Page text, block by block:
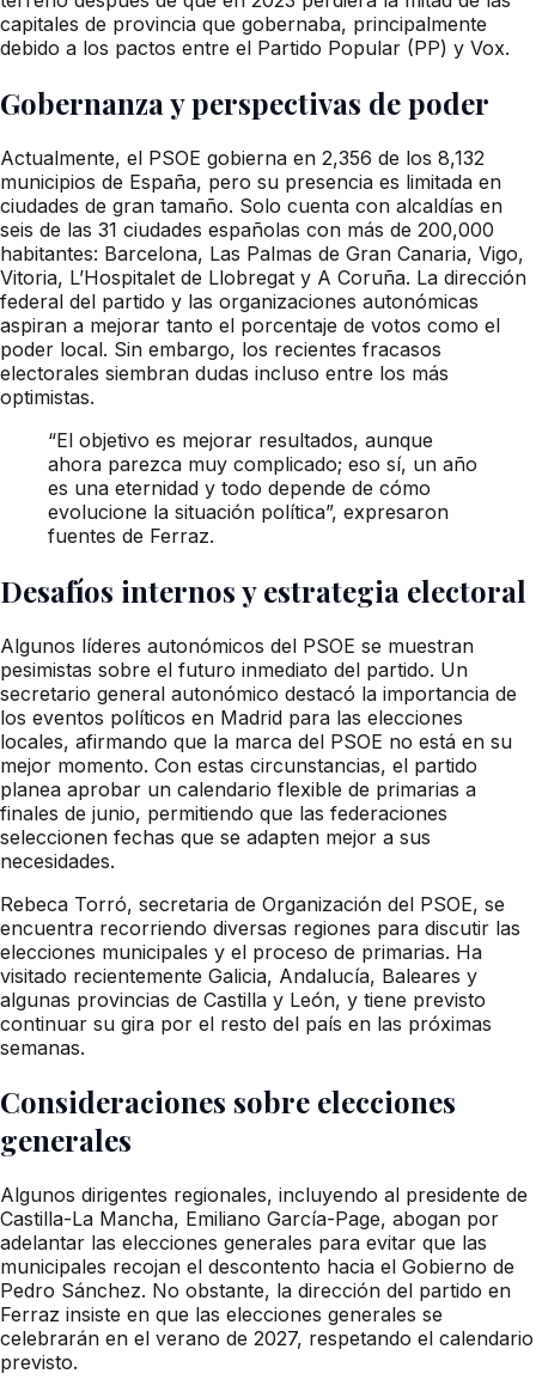
capitales de provincia que gobernaba, principalmente
debido a los pactos entre el Partido Popular (PP) y Vox.
Gobernanza y perspectivas de poder
Actualmente, el PSOE gobierna en 2,356 de los 8,132
municipios de España, pero su presencia es limitada en
ciudades de gran tamaño. Solo cuenta con alcaldías en
seis de las 31 ciudades españolas con más de 200,000
habitantes: Barcelona, Las Palmas de Gran Canaria, Vigo,
Vitoria, L’Hospitalet de Llobregat y A Coruña. La dirección
federal del partido y las organizaciones autonómicas
aspiran a mejorar tanto el porcentaje de votos como el
poder local. Sin embargo, los recientes fracasos
electorales siembran dudas incluso entre los más
optimistas.
“El objetivo es mejorar resultados, aunque
ahora parezca muy complicado; eso sí, un año
es una eternidad y todo depende de cómo
evolucione la situación política”, expresaron
fuentes de Ferraz.
Desafíos internos y estrategia electoral
Algunos líderes autonómicos del PSOE se muestran
pesimistas sobre el futuro inmediato del partido. Un
secretario general autonómico destacó la importancia de
los eventos políticos en Madrid para las elecciones
locales, afirmando que la marca del PSOE no está en su
mejor momento. Con estas circunstancias, el partido
planea aprobar un calendario flexible de primarias a
finales de junio, permitiendo que las federaciones
seleccionen fechas que se adapten mejor a sus
necesidades.
Rebeca Torró, secretaria de Organización del PSOE, se
encuentra recorriendo diversas regiones para discutir las
elecciones municipales y el proceso de primarias. Ha
visitado recientemente Galicia, Andalucía, Baleares y
algunas provincias de Castilla y León, y tiene previsto
continuar su gira por el resto del país en las próximas
semanas.
Consideraciones sobre elecciones
generales
Algunos dirigentes regionales, incluyendo al presidente de
Castilla-La Mancha, Emiliano García-Page, abogan por
adelantar las elecciones generales para evitar que las
municipales recojan el descontento hacia el Gobierno de
Pedro Sánchez. No obstante, la dirección del partido en
Ferraz insiste en que las elecciones generales se
celebrarán en el verano de 2027, respetando el calendario
previsto.